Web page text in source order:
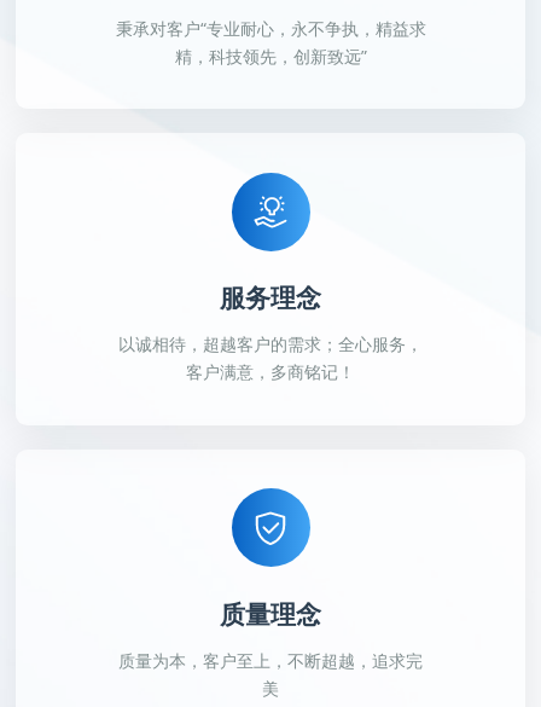
秉承对客户“专业耐心，永不争执，精益求
精，科技领先，创新致远”
服务理念
以诚相待，超越客户的需求；全心服务，
客户满意，多商铭记！
质量理念
质量为本，客户至上，不断超越，追求完
美